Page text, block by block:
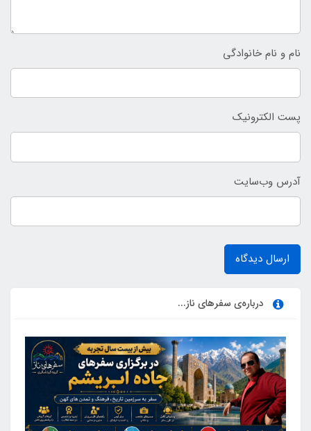
نام و نام خانوادگی
پست الکترونیک
آدرس وب‌سایت
ارسال دیدگاه
درباره‌ی سفرهای ناز...